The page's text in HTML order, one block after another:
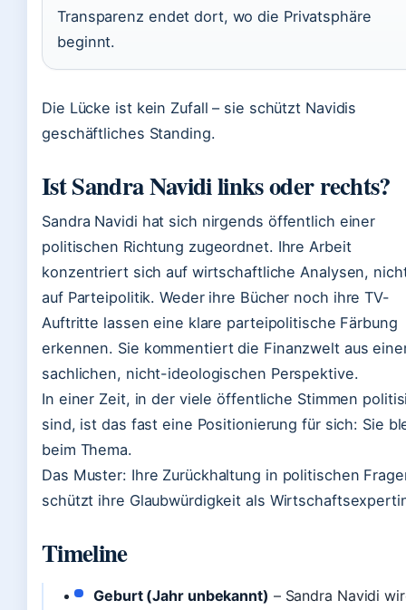
Transparenz endet dort, wo die Privatsphäre
beginnt.
Die Lücke ist kein Zufall – sie schützt Navidis
geschäftliches Standing.
Ist Sandra Navidi links oder rechts?
Sandra Navidi hat sich nirgends öffentlich einer
politischen Richtung zugeordnet. Ihre Arbeit
konzentriert sich auf wirtschaftliche Analysen,
auf Parteipolitik. Weder ihre Bücher noch ihre TV-
Auftritte lassen eine klare parteipolitische Färbung
erkennen. Sie kommentiert die Finanzwelt aus
sachlichen, nicht-ideologischen Perspektive.
In einer Zeit, in der viele öffentliche Stimmen
sind, ist das fast eine Positionierung für sich: Sie
beim Thema.
Das Muster: Ihre Zurückhaltung in politischen
schützt ihre Glaubwürdigkeit als
Timeline
Geburt (Jahr unbekannt) – Sandra Navidi